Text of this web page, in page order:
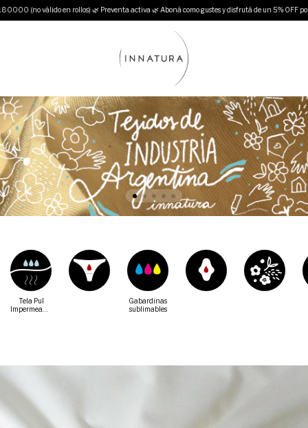
rollos) 🌿 Preventa activa 🌿 Aboná como gustes y disfrutá de un 5% OFF por transferencia
Tela Pul
Impermeable
Gabardinas
sublimables